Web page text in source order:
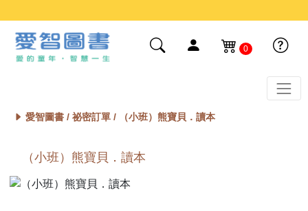
0
愛智圖書 / 祕密訂單/ （小班）熊寶貝．讀本
（小班）熊寶貝．讀本